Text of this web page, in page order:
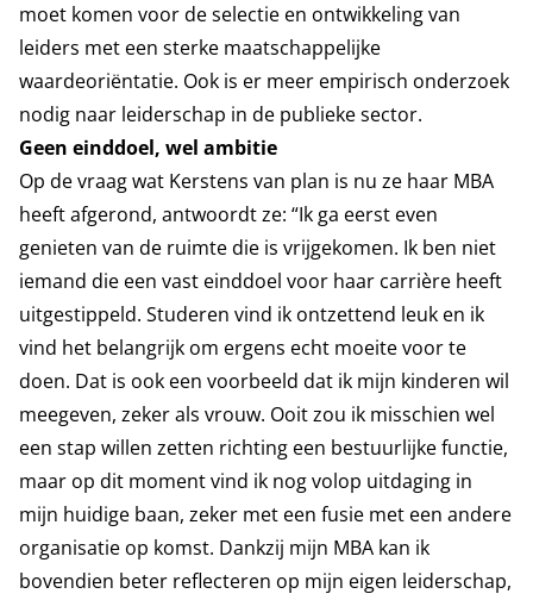
moet komen voor de selectie en ontwikkeling van
leiders met een sterke maatschappelijke
waardeoriëntatie. Ook is er meer empirisch onderzoek
nodig naar leiderschap in de publieke sector.
Geen einddoel, wel ambitie
Op de vraag wat Kerstens van plan is nu ze haar MBA
heeft afgerond, antwoordt ze: “Ik ga eerst even
genieten van de ruimte die is vrijgekomen. Ik ben niet
iemand die een vast einddoel voor haar carrière heeft
uitgestippeld. Studeren vind ik ontzettend leuk en ik
vind het belangrijk om ergens echt moeite voor te
doen. Dat is ook een voorbeeld dat ik mijn kinderen wil
meegeven, zeker als vrouw. Ooit zou ik misschien wel
een stap willen zetten richting een bestuurlijke functie,
maar op dit moment vind ik nog volop uitdaging in
mijn huidige baan, zeker met een fusie met een andere
organisatie op komst. Dankzij mijn MBA kan ik
bovendien beter reflecteren op mijn eigen leiderschap,